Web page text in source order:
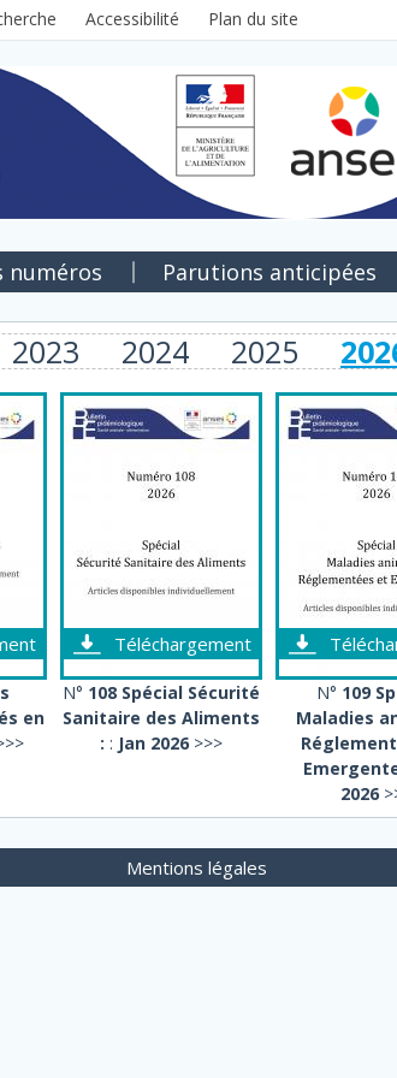
Accessibilité Plan du site
numéros Parutions anticipées
2023 2024 2025
en
Téléchargement
N° 108 Spécial Sécurité
Sanitaire des Aliments
: : Jan 2026 >>>
N° 109
Maladies
2026
Mentions légales